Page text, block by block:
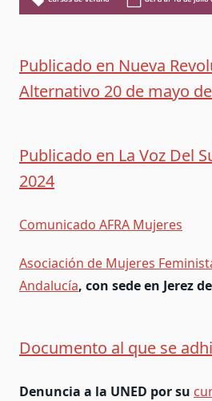
Publicado en Nueva
Alternativo 20 de mayo
Publicado en La Voz Del
2024
Comunicado AFRA Mujeres
Asociación de Mujeres
Andalucía, con sede en Jerez
Documento al que se
Denuncia a la UNED por su